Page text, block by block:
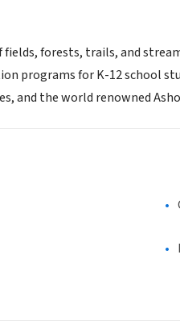
fields, forests, trails, and
programs for K-12 school
and the world renowned